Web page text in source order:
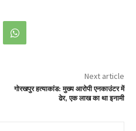
Next article
गोरखपुर हत्याकांड: मुख्य आरोपी एनकाउंटर में
ढेर, एक लाख का था इनामी